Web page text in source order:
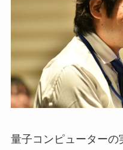
量子コンピューター